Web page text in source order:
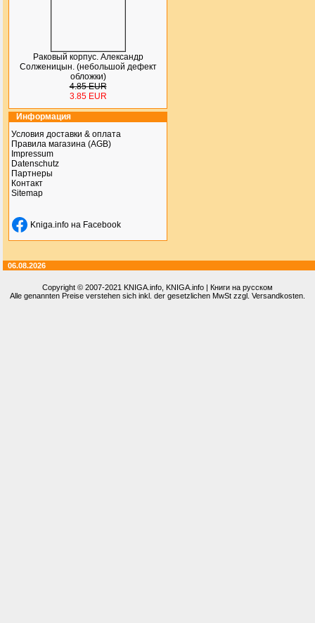
Раковый корпус. Александр
Солженицын. (небольшой дефект
обложки)
4.85 EUR
3.85 EUR
Информация
Условия доставки & оплата
Правила магазина (AGB)
Impressum
Datenschutz
Партнеры
Контакт
Sitemap
Kniga.info на Facebook
06.08.2026
Copyright © 2007-2021 KNIGA.info , KNIGA.info | Книги на русском
Alle genannten Preise verstehen sich inkl. der gesetzlichen MwSt zzgl. Versandkosten.